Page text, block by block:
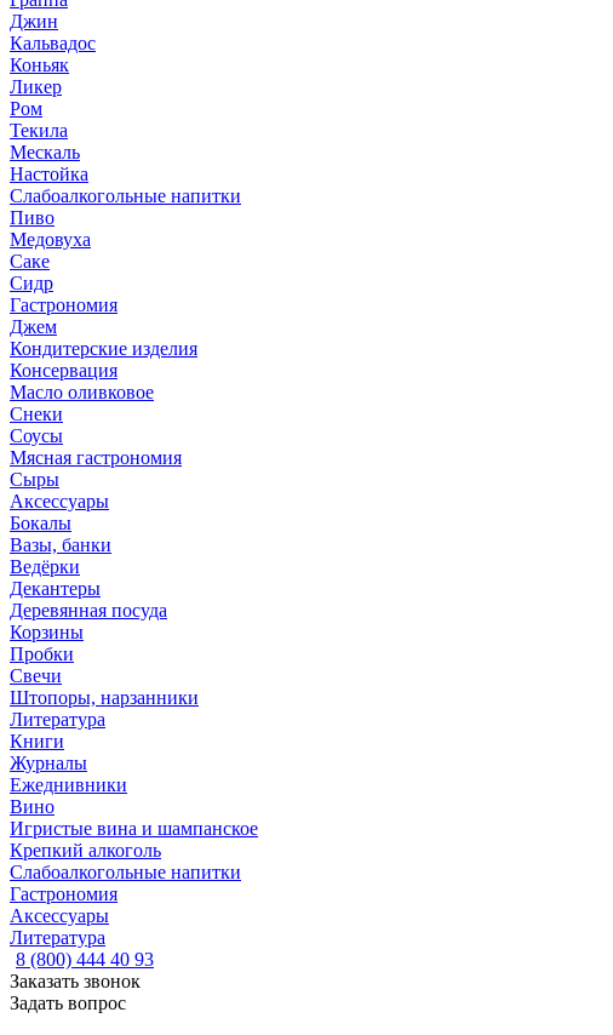
Джин
Кальвадос
Коньяк
Ликер
Ром
Текила
Мескаль
Настойка
Слабоалкогольные напитки
Пиво
Медовуха
Саке
Сидр
Гастрономия
Джем
Кондитерские изделия
Консервация
Масло оливковое
Снеки
Соусы
Мясная гастрономия
Сыры
Аксессуары
Бокалы
Вазы, банки
Ведёрки
Декантеры
Деревянная посуда
Корзины
Пробки
Свечи
Штопоры, нарзанники
Литература
Книги
Журналы
Ежеднивники
Вино
Игристые вина и шампанское
Крепкий алкоголь
Слабоалкогольные напитки
Гастрономия
Аксессуары
Литература
8 (800) 444 40 93
Заказать звонок
Задать вопрос